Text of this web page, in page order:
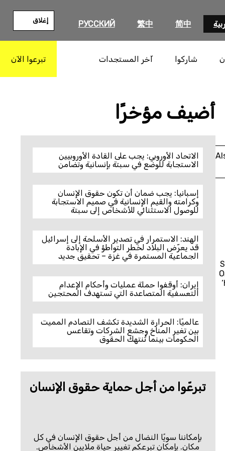
简中
繁中
РУССКИЙ إغلاق
شاركوا آخر المستجدات تبرعوا الآن
أضيف مؤخرًا
الاتحاد الأوروبي: يجب على القادة الأوروبيين
الاستجابة للوضع في سبتة بإنسانية وتضامن
إسبانيا: يجب ضمان أن تكون حقوق الإنسان
وكرامته والقيم الإنسانية في صميم الاستجابة
للوصول الاستثنائي للأشخاص إلى سبتة
الهند: الاستمرار في تصدير الأسلحة إلى إسرائيل
قد يعرّض البلاد لخطر التواطؤ في الإبادة
الجماعية المستمرة في غزة – تحقيق جديد
إيران: أوقفوا حملة عمليات وأحكام الإعدام
التعسفية المتصاعدة التي تستهدف المحتجين
عالميًا: الحرارة الشديدة تكشف التصادم المميت
بين تغير المناخ وجشع الشركات وتقاعس
الحكومات بينما تُنتهك الحقوق
تبرعّوا من أجل حماية حقوق الإنسان
بإمكاننا سويًا النضال من أجل حقوق الإنسان في كل
مكان. بإمكان تبرعكم تغيير حياة ملايين الأشخاص.